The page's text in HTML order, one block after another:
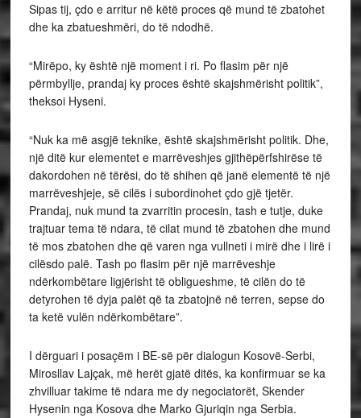
Sipas tij, çdo e arritur në këtë proces që mund të zbatohet
dhe ka zbatueshmëri, do të ndodhë.
“Mirëpo, ky është një moment i ri. Po flasim për një
përmbyllje, prandaj ky proces është skajshmërisht politik”,
theksoi Hyseni.
“Nuk ka më asgjë teknike, është skajshmërisht politik. Dhe,
një ditë kur elementet e marrëveshjes gjithëpërfshirëse të
dakordohen në tërësi, do të shihen që janë elementë të një
marrëveshjeje, së cilës i subordinohet çdo gjë tjetër.
Prandaj, nuk mund ta zvarritin procesin, tash e tutje, duke
trajtuar tema të ndara, të cilat mund të zbatohen dhe mund
të mos zbatohen dhe që varen nga vullneti i mirë dhe i lirë i
cilësdo palë. Tash po flasim për një marrëveshje
ndërkombëtare ligjërisht të obligueshme, të cilën do të
detyrohen të dyja palët që ta zbatojnë në terren, sepse do
ta ketë vulën ndërkombëtare”.
I dërguari i posaçëm i BE-së për dialogun Kosovë-Serbi,
Mirosllav Lajçak, më herët gjatë ditës, ka konfirmuar se ka
zhvilluar takime të ndara me dy negociatorët, Skender
Hysenin nga Kosova dhe Marko Gjuriqin nga Serbia.